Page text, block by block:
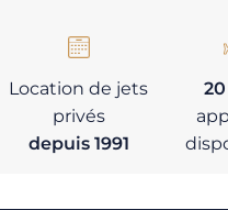
Location de jets
privés
depuis 1991